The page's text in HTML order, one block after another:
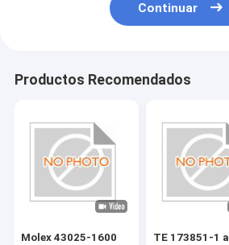
Continuar
Productos Recomendados
Molex 43025-1600
TE 173851-1 a